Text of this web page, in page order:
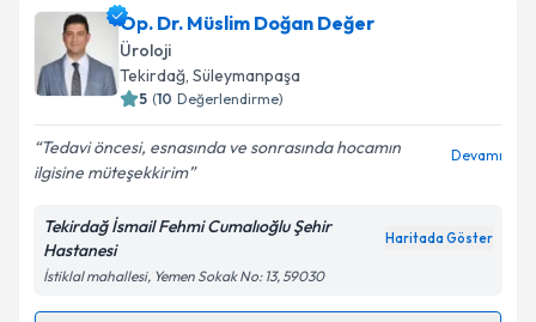
Doç. Dr. Özgür Bigeiçin randevu takvimi talebi
oluşturun. Size bu uzmandan randevu almanız için bir
takvim hazırlandığında e-posta ile bilgilendireceğiz.
Kişisel verilerimin işlenmesine ilişkin
Aydınlatma
Metni
kapsamda işlenmesini kabul ediyorum.
Op. Dr. Müslim Doğan Değer
Üroloji
Tekirdağ, Süleymanpaşa
5 (10 Değerlendirme)
Tedavi öncesi, esnasında ve sonrasında hocamın
ilgisine müteşekkirim
Devamı
Tekirdağ İsmail Fehmi Cumalıoğlu Şehir
Hastanesi
Haritada Göster
İstiklal mahallesi, Yemen Sokak No: 13, 59030